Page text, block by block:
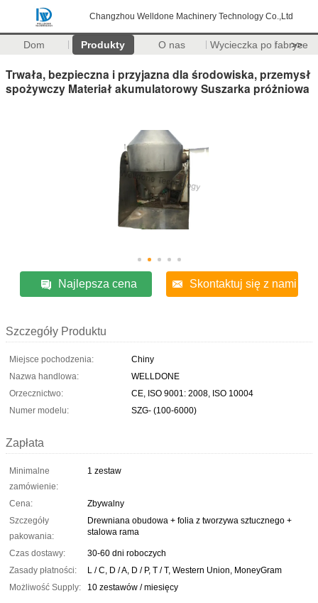
Changzhou Welldone Machinery Technology Co.,Ltd
Dom Produkty O nas Wycieczka po fabryce
>>
Trwała, bezpieczna i przyjazna dla środowiska, przemysł
spożywczy Materiał akumulatorowy Suszarka próżniowa
Najlepsza cena Skontaktuj się z nami
Szczegóły Produktu
Miejsce pochodzenia:
Chiny
Nazwa handlowa:
WELLDONE
Orzecznictwo:
CE, ISO 9001: 2008, ISO 10004
Numer modelu:
SZG- (100-6000)
Zapłata
Minimalne
zamówienie:
1 zestaw
Cena:
Zbywalny
Szczegóły
pakowania:
Drewniana obudowa + folia z tworzywa sztucznego +
stalowa rama
Czas dostawy:
30-60 dni roboczych
Zasady płatności:
L / C, D / A, D / P, T / T, Western Union, MoneyGram
Możliwość Supply:
10 zestawów / miesięcy